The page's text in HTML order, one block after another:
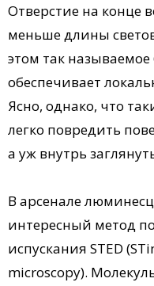
Отверстие на конце
меньше длины
этом так
обеспечивает
Ясно, однако, что
легко повредить
а уж внутрь
В арсенале
интересный метод
испускания STED
microscopy).